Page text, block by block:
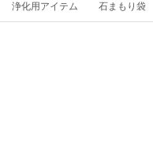
浄化用アイテム 石まもり袋